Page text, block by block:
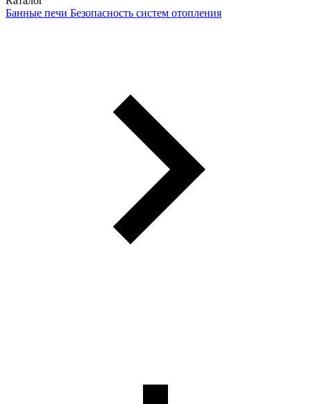
Банные печи Безопасность систем отопления